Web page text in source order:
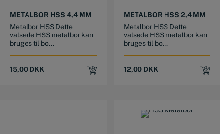
METALBOR HSS 4,4 MM
Metalbor HSS Dette
valsede HSS metalbor kan
bruges til bo...
15,00 DKK
METALBOR HSS 2,4 MM
Metalbor HSS Dette
valsede HSS metalbor kan
bruges til bo...
12,00 DKK